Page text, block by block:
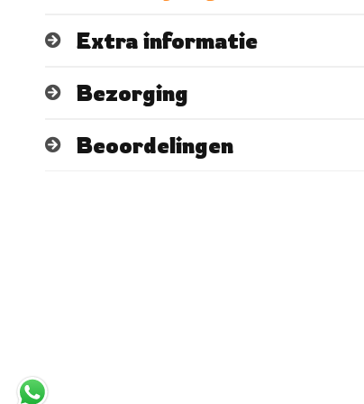
Extra informatie
Bezorging
Beoordelingen